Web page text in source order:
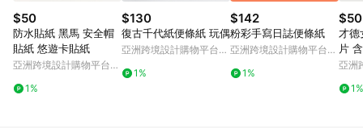
$50
防水貼紙 黑馬 安全帽
貼紙 悠遊卡貼紙
亞洲跨境設計購物平台
1%
$130
復古千代紙便條紙 玩偶
亞洲跨境設計購物平台
1%
$142
粉彩手寫日誌便條紙
亞洲跨境設計購物平台
1%
$50
才德
片
亞洲
1%